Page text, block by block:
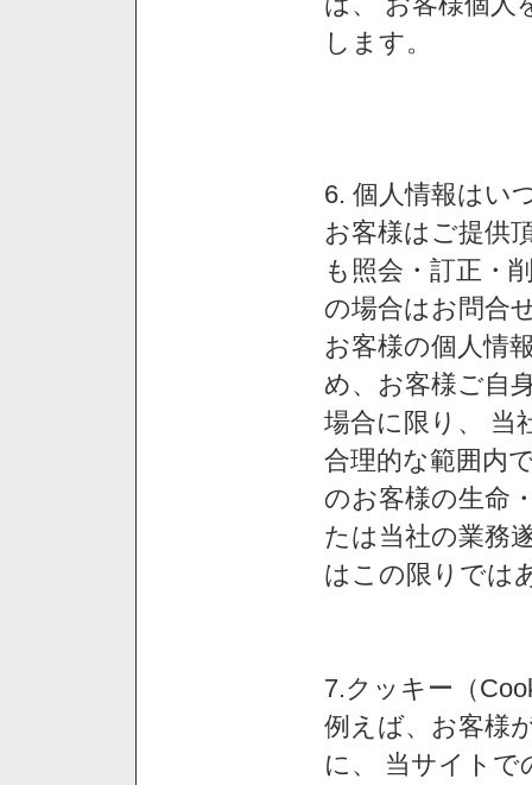
します。
6. 個人情報はい
お客様はご提供
も照会・訂正・
の場合はお問合
お客様の個人情
め、お客様ご自
場合に限り、 当
合理的な範囲内
のお客様の生命
たは当社の業務
はこの限りでは
7.クッキー（
例えば、お客様
に、 当サイトで